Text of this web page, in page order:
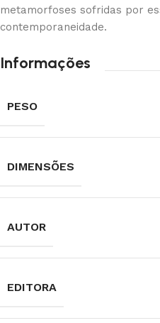
metamorfoses sofridas por
contemporaneidade.
Informações
PESO
DIMENSÕES
AUTOR
EDITORA